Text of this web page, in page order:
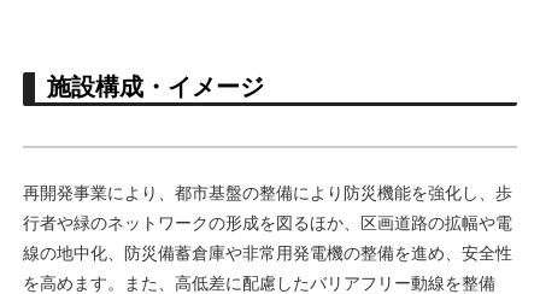
施設構成・イメージ
再開発事業により、都市基盤の整備により防災機能を強化し、歩
行者や緑のネットワークの形成を図るほか、区画道路の拡幅や電
線の地中化、防災備蓄倉庫や非常用発電機の整備を進め、安全性
を高めます。また、高低差に配慮したバリアフリー動線を整備